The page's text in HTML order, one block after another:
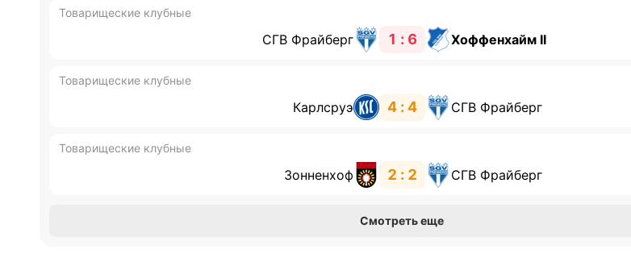
Товарищеские клубные
СГВ Фрайберг 1 : 6 Хоффенхайм II
Товарищеские клубные
Карлсруэ 4 : 4 СГВ Фрайберг
Товарищеские клубные
Зонненхоф 2 : 2 СГВ Фрайберг
Смотреть еще